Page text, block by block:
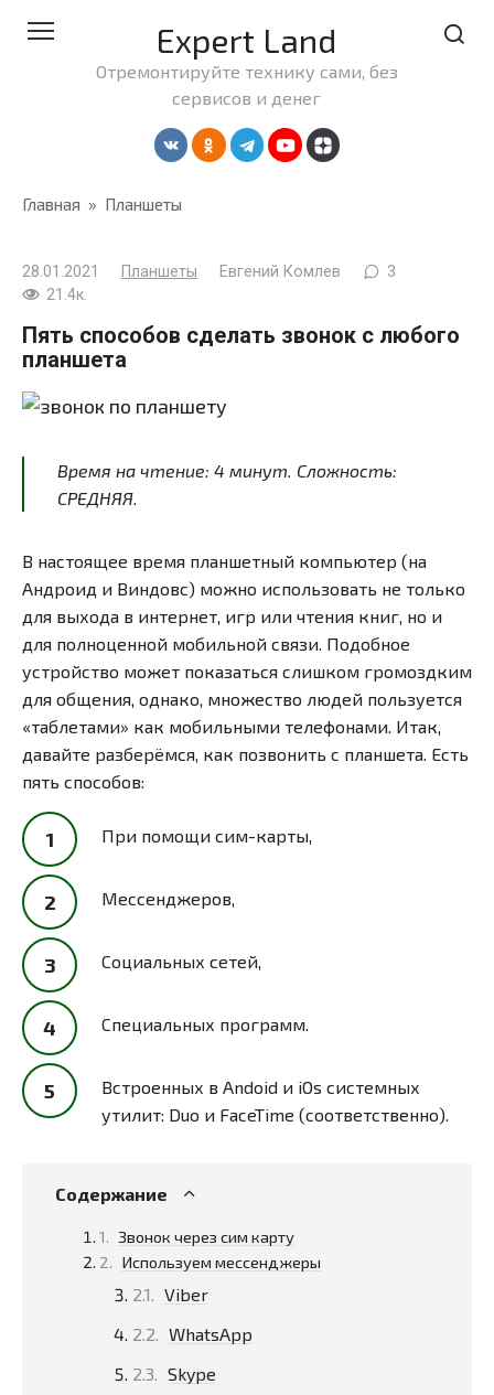
Expert Land
Отремонтируйте технику сами, без
сервисов и денег
Главная » Планшеты
28.01.2021 Планшеты Евгений Комлев
3
21.4к.
Пять способов сделать звонок с любого
планшета
Время на чтение: 4 минут . Сложность:
СРЕДНЯЯ.
В настоящее время планшетный компьютер (на
Андроид и Виндовс) можно использовать не только
для выхода в интернет, игр или чтения книг, но и
для полноценной мобильной связи. Подобное
устройство может показаться слишком громоздким
для общения, однако, множество людей пользуется
«таблетами» как мобильными телефонами. Итак,
давайте разберёмся, как позвонить с планшета. Есть
пять способов:
При помощи сим-карты,
Мессенджеров,
Социальных сетей,
Специальных программ.
Встроенных в Andoid и iOs системных
утилит: Duo и FaceTime (соответственно).
Содержание
Звонок через сим карту
Используем мессенджеры
Viber
WhatsApp
Skype